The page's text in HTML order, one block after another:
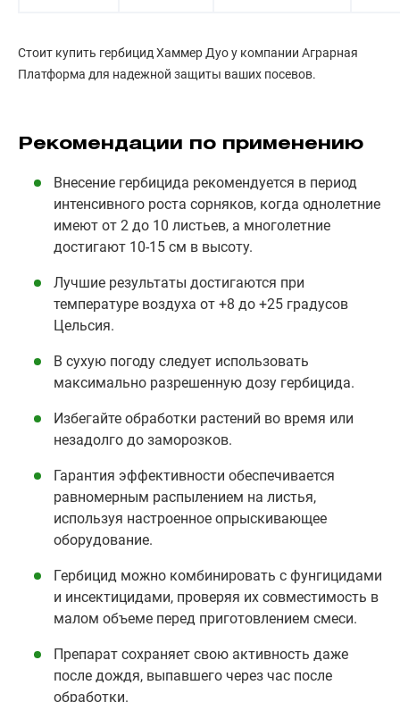
Стоит купить гербицид Хаммер Дуо у компании Аграрная
Платформа для надежной защиты ваших посевов.
Рекомендации по применению
Внесение гербицида рекомендуется в период
интенсивного роста сорняков, когда однолетние
имеют от 2 до 10 листьев, а многолетние
достигают 10-15 см в высоту.
Лучшие результаты достигаются при
температуре воздуха от +8 до +25 градусов
Цельсия.
В сухую погоду следует использовать
максимально разрешенную дозу гербицида.
Избегайте обработки растений во время или
незадолго до заморозков.
Гарантия эффективности обеспечивается
равномерным распылением на листья,
используя настроенное опрыскивающее
оборудование.
Гербицид можно комбинировать с фунгицидами
и инсектицидами, проверяя их совместимость в
малом объеме перед приготовлением смеси.
Препарат сохраняет свою активность даже
после дождя, выпавшего через час после
обработки.